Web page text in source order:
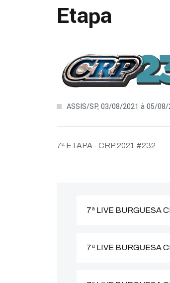
Etapa
ASSIS/SP, 03/08/2021 à 05/08/
7ª ETAPA - CRP 2021 #232
7ª LIVE BURGUESA
7ª LIVE BURGUESA